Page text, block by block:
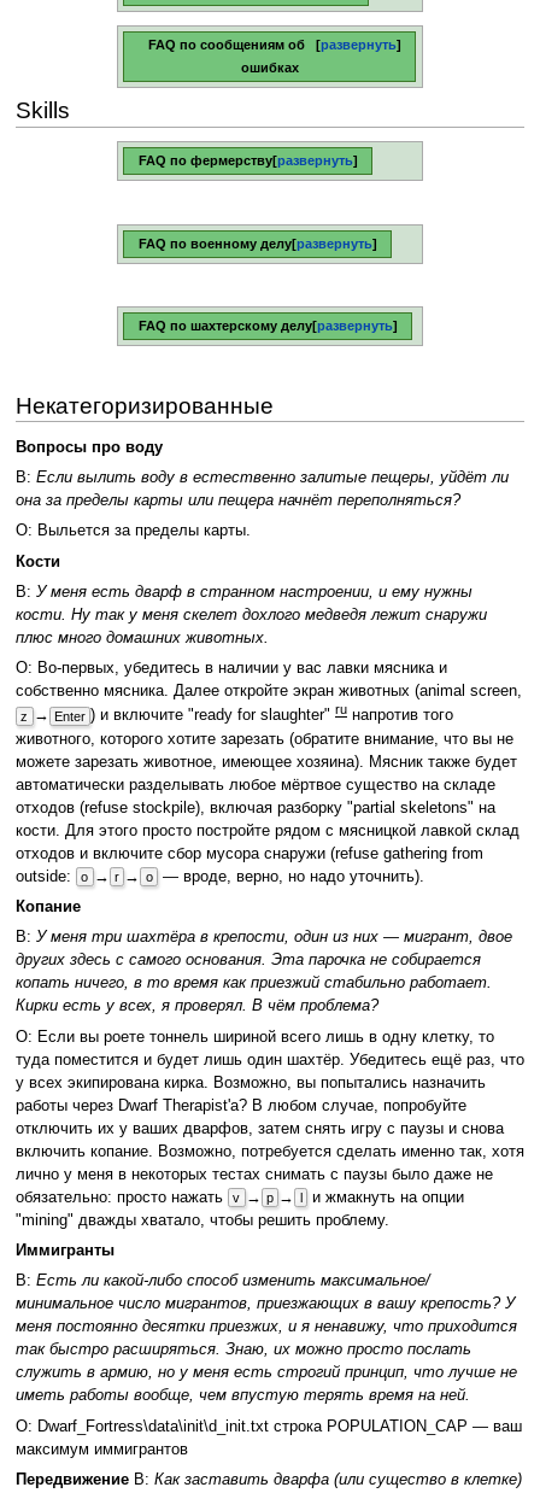
развернуть
FAQ по сообщениям об
ошибках
Skills
развернуть
FAQ по фермерству
развернуть
FAQ по военному делу
развернуть
FAQ по шахтерскому делу
Некатегоризированные
Вопросы про воду
В: Если вылить воду в естественно залитые пещеры, уйдёт ли
она за пределы карты или пещера начнёт переполняться?
О: Выльется за пределы карты.
Кости
В: У меня есть дварф в странном настроении, и ему нужны
кости. Ну так у меня скелет дохлого медведя лежит снаружи
плюс много домашних животных.
О: Во-первых, убедитесь в наличии у вас лавки мясника и
собственно мясника. Далее откройте экран животных (animal screen,
z → Enter ) и включите "ready for slaughter"ru напротив того
животного, которого хотите зарезать (обратите внимание, что вы не
можете зарезать животное, имеющее хозяина). Мясник также будет
автоматически разделывать любое мёртвое существо на складе
отходов (refuse stockpile), включая разборку "partial skeletons" на
кости. Для этого просто постройте рядом с мясницкой лавкой склад
отходов и включите сбор мусора снаружи (refuse gathering from
outside:
o → r → o
— вроде, верно, но надо уточнить).
Копание
В: У меня три шахтёра в крепости, один из них — мигрант, двое
других здесь с самого основания. Эта парочка не собирается
копать ничего, в то время как приезжий стабильно работает.
Кирки есть у всех, я проверял. В чём проблема?
О: Если вы роете тоннель шириной всего лишь в одну клетку, то
туда поместится и будет лишь один шахтёр. Убедитесь ещё раз, что
у всех экипирована кирка. Возможно, вы попытались назначить
работы через Dwarf Therapist'а? В любом случае, попробуйте
отключить их у ваших дварфов, затем снять игру с паузы и снова
включить копание. Возможно, потребуется сделать именно так, хотя
лично у меня в некоторых тестах снимать с паузы было даже не
обязательно: просто нажать
v → p → l
и жмакнуть на опции
"mining" дважды хватало, чтобы решить проблему.
Иммигранты
В: Есть ли какой-либо способ изменить максимальное/
минимальное число мигрантов, приезжающих в вашу крепость? У
меня постоянно десятки приезжих, и я ненавижу, что приходится
так быстро расширяться. Знаю, их можно просто послать
служить в армию, но у меня есть строгий принцип, что лучше не
иметь работы вообще, чем впустую терять время на ней.
О: Dwarf_Fortress\data\init\d_init.txt строка POPULATION_CAP — ваш
максимум иммигрантов
ПередвижениеВ: Как заставить дварфа (или существо в клетке)